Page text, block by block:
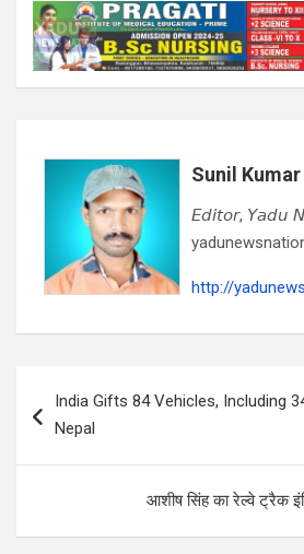
Sunil
𝘌𝘥𝘪𝘵𝘰𝘳, 𝘠𝘢𝘥𝘶
http://
navigation
India Gifts 84 Vehicles, Including
Nepal
आशीष सिंह का रेल्वे ट्रैक